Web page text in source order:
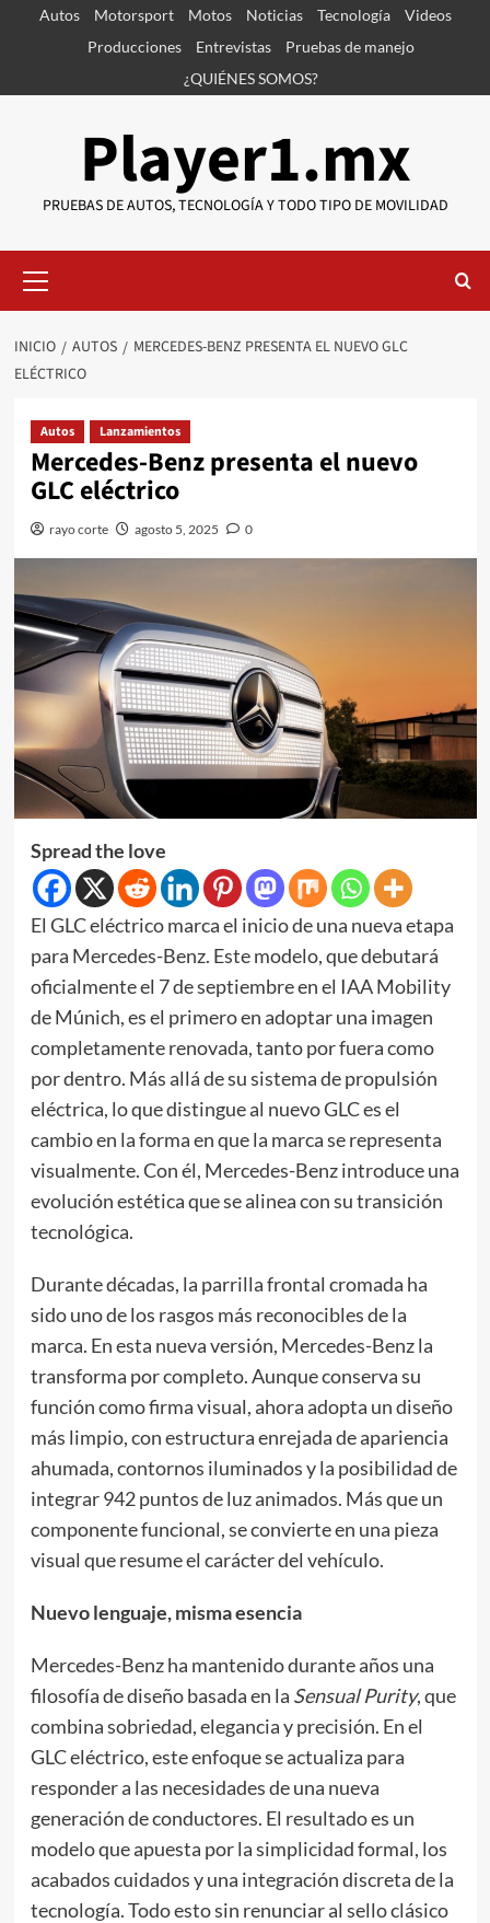
SaltarAutos Motorsport Motos Noticias Tecnología
Videos
Producciones
Entrevistas
Pruebas de manejo
¿QUIÉNES SOMOS?
Player1.mx
PRUEBAS DE AUTOS, TECNOLOGÍA Y TODO TIPO DE MOVILIDAD
primario
INICIO AUTOS
MERCEDES-BENZ PRESENTA EL NUEVO GLC
ELÉCTRICO
Autos Lanzamientos
Mercedes-Benz presenta el nuevo
GLC eléctrico
rayo corte agosto 5, 2025 0
Spread the love
El GLC eléctrico marca el inicio de una nueva etapa
para Mercedes-Benz. Este modelo, que debutará
oficialmente el 7 de septiembre en el IAA Mobility
de Múnich, es el primero en adoptar una imagen
completamente renovada, tanto por fuera como
por dentro. Más allá de su sistema de propulsión
eléctrica, lo que distingue al nuevo GLC es el
cambio en la forma en que la marca se representa
visualmente. Con él, Mercedes-Benz introduce una
evolución estética que se alinea con su transición
tecnológica.
Durante décadas, la parrilla frontal cromada ha
sido uno de los rasgos más reconocibles de la
marca. En esta nueva versión, Mercedes-Benz la
transforma por completo. Aunque conserva su
función como firma visual, ahora adopta un diseño
más limpio, con estructura enrejada de apariencia
ahumada, contornos iluminados y la posibilidad de
integrar 942 puntos de luz animados. Más que un
componente funcional, se convierte en una pieza
visual que resume el carácter del vehículo.
Nuevo lenguaje, misma esencia
Mercedes-Benz ha mantenido durante años una
filosofía de diseño basada en la Sensual Purity, que
combina sobriedad, elegancia y precisión. En el
GLC eléctrico, este enfoque se actualiza para
responder a las necesidades de una nueva
generación de conductores. El resultado es un
modelo que apuesta por la simplicidad formal, los
acabados cuidados y una integración discreta de la
tecnología. Todo esto sin renunciar al sello clásico